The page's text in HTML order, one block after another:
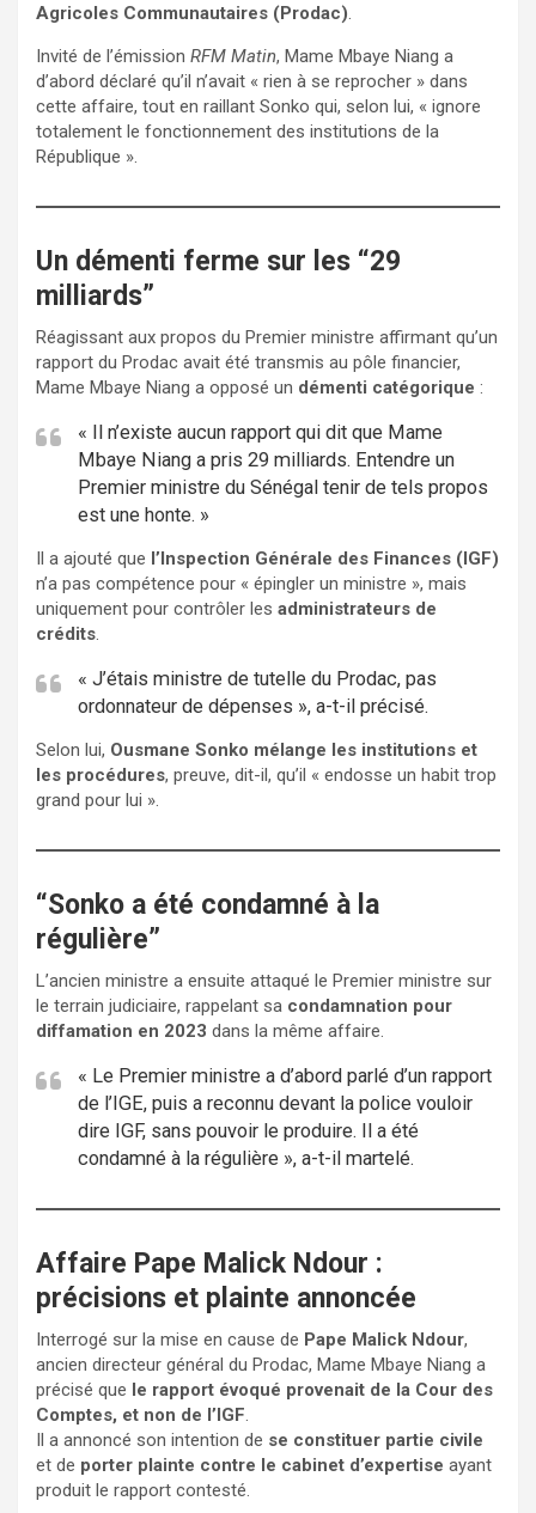
Agricoles Communautaires (Prodac).
Invité de l’émission RFM Matin, Mame Mbaye Niang a
d’abord déclaré qu’il n’avait « rien à se reprocher » dans
cette affaire, tout en raillant Sonko qui, selon lui, « ignore
totalement le fonctionnement des institutions de la
République ».
Un démenti ferme sur les “29
milliards”
Réagissant aux propos du Premier ministre affirmant qu’un
rapport du Prodac avait été transmis au pôle financier,
Mame Mbaye Niang a opposé un démenti catégorique :
« Il n’existe aucun rapport qui dit que Mame
Mbaye Niang a pris 29 milliards. Entendre un
Premier ministre du Sénégal tenir de tels propos
est une honte. »
Il a ajouté que l’Inspection Générale des Finances (IGF)
n’a pas compétence pour « épingler un ministre », mais
uniquement pour contrôler les administrateurs de
crédits.
« J’étais ministre de tutelle du Prodac, pas
ordonnateur de dépenses », a-t-il précisé.
Selon lui, Ousmane Sonko mélange les institutions et
les procédures, preuve, dit-il, qu’il « endosse un habit trop
grand pour lui ».
“Sonko a été condamné à la
régulière”
L’ancien ministre a ensuite attaqué le Premier ministre sur
le terrain judiciaire, rappelant sa condamnation pour
diffamation en 2023 dans la même affaire.
« Le Premier ministre a d’abord parlé d’un rapport
de l’IGE, puis a reconnu devant la police vouloir
dire IGF, sans pouvoir le produire. Il a été
condamné à la régulière », a-t-il martelé.
Affaire Pape Malick Ndour :
précisions et plainte annoncée
Interrogé sur la mise en cause de Pape Malick Ndour,
ancien directeur général du Prodac, Mame Mbaye Niang a
précisé que le rapport évoqué provenait de la Cour des
Comptes, et non de l’IGF.
Il a annoncé son intention de se constituer partie civile
et de porter plainte contre le cabinet d’expertise ayant
produit le rapport contesté.